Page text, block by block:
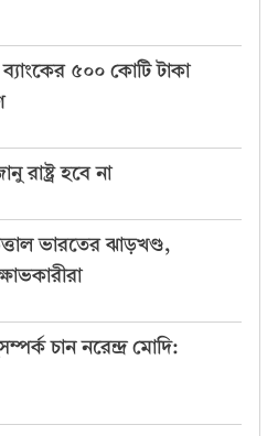
৫০০ কোটি টাকা
রাষ্ট্র হবে না
ভারতের ঝাড়খণ্ড,
চান নরেন্দ্র মোদি: